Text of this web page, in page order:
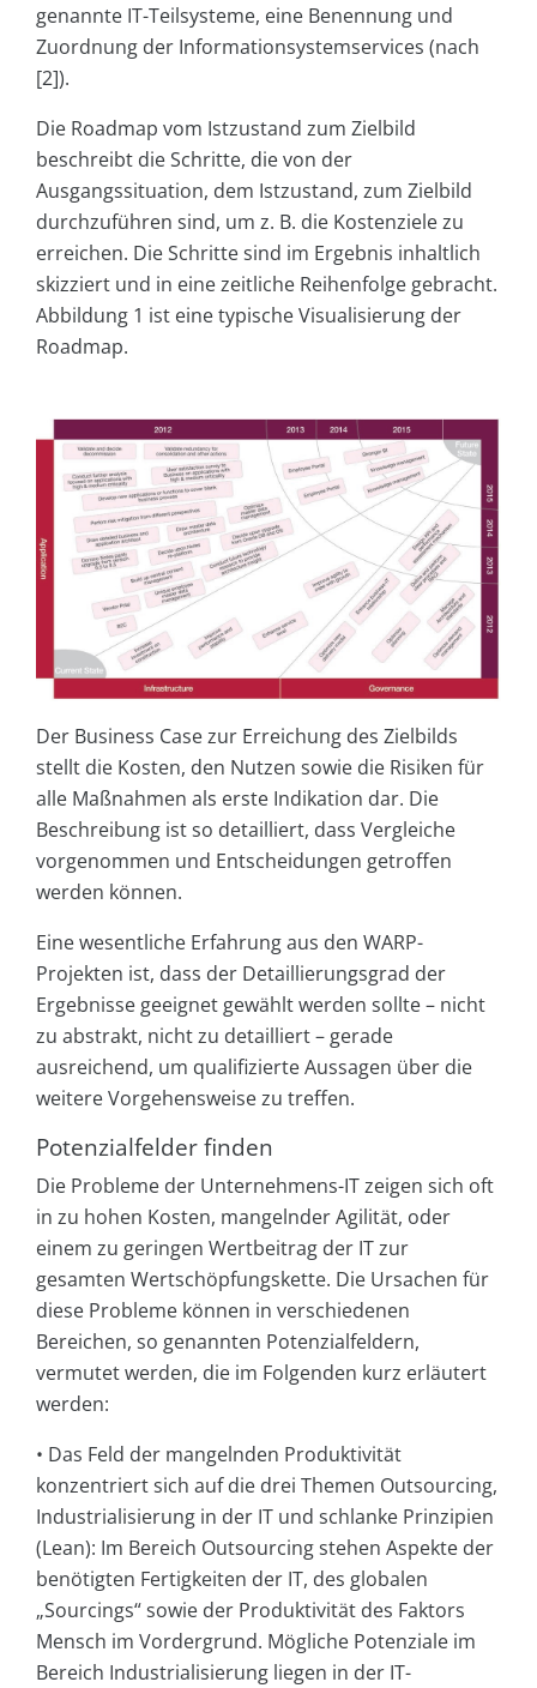
genannte IT-Teilsysteme, eine Benennung und
Zuordnung der Informationsystemservices (nach
[2]).
Die Roadmap vom Istzustand zum Zielbild
beschreibt die Schritte, die von der
Ausgangssituation, dem Istzustand, zum Zielbild
durchzuführen sind, um z. B. die Kostenziele zu
erreichen. Die Schritte sind im Ergebnis inhaltlich
skizziert und in eine zeitliche Reihenfolge gebracht.
Abbildung 1 ist eine typische Visualisierung der
Roadmap.
Der Business Case zur Erreichung des Zielbilds
stellt die Kosten, den Nutzen sowie die Risiken für
alle Maßnahmen als erste Indikation dar. Die
Beschreibung ist so detailliert, dass Vergleiche
vorgenommen und Entscheidungen getroffen
werden können.
Eine wesentliche Erfahrung aus den WARP-
Projekten ist, dass der Detaillierungsgrad der
Ergebnisse geeignet gewählt werden sollte – nicht
zu abstrakt, nicht zu detailliert – gerade
ausreichend, um qualifizierte Aussagen über die
weitere Vorgehensweise zu treffen.
Potenzialfelder finden
Die Probleme der Unternehmens-IT zeigen sich oft
in zu hohen Kosten, mangelnder Agilität, oder
einem zu geringen Wertbeitrag der IT zur
gesamten Wertschöpfungskette. Die Ursachen für
diese Probleme können in verschiedenen
Bereichen, so genannten Potenzialfeldern,
vermutet werden, die im Folgenden kurz erläutert
werden:
• Das Feld der mangelnden Produktivität
konzentriert sich auf die drei Themen Outsourcing,
Industrialisierung in der IT und schlanke Prinzipien
(Lean): Im Bereich Outsourcing stehen Aspekte der
benötigten Fertigkeiten der IT, des globalen
„Sourcings“ sowie der Produktivität des Faktors
Mensch im Vordergrund. Mögliche Potenziale im
Bereich Industrialisierung liegen in der IT-